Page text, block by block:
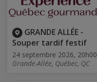
GRANDE ALLÉE -
Souper tardif festif
24 septembre 2026, 20h00
Grande-Allée, Québec, QC